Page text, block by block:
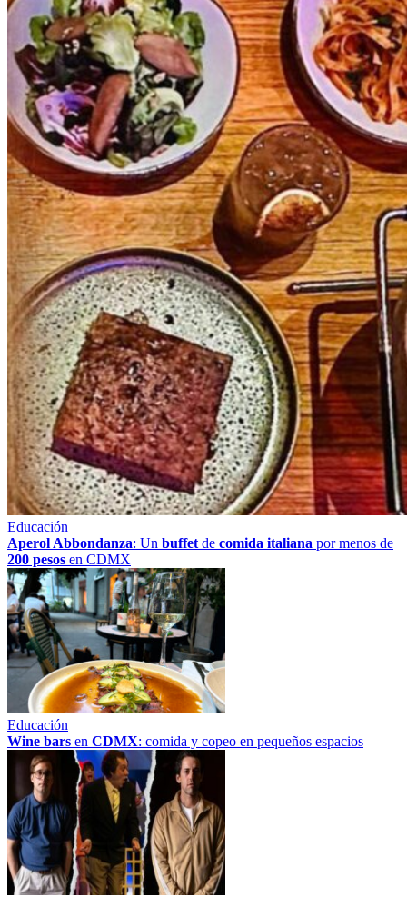
Educación
Aperol Abbondanza: Un buffet de comida italiana por menos de
200 pesos en CDMX
Educación
Wine bars en CDMX: comida y copeo en pequeños espacios